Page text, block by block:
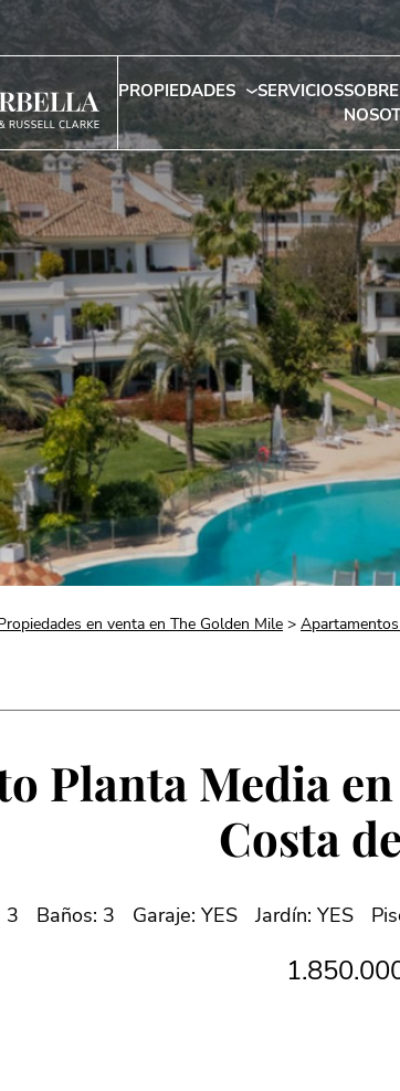
PROPIEDADES SERVICIOSSOBRE
en venta en The Golden Mile >
Planta Media
Costa
3 Baños: 3 Garaje: YES Jardín: YES